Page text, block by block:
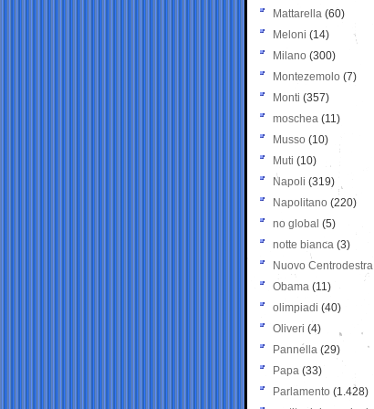
Mattarella (60)
Meloni (14)
Milano (300)
Montezemolo (7)
Monti (357)
moschea (11)
Musso (10)
Muti (10)
Napoli (319)
Napolitano (220)
no global (5)
notte bianca (3)
Nuovo Centrodestra
Obama (11)
olimpiadi (40)
Oliveri (4)
Pannella (29)
Papa (33)
Parlamento (1.428)